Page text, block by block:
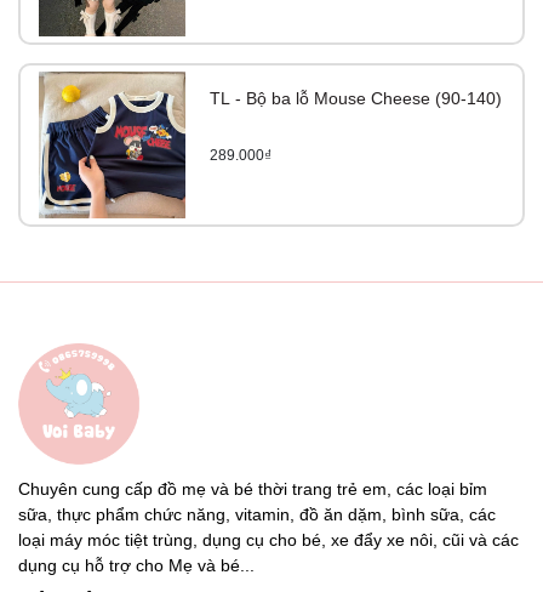
TL - Bộ ba lỗ Mouse Cheese (90-140)
289.000₫
Chuyên cung cấp đồ mẹ và bé thời trang trẻ em, các loại bỉm
sữa, thực phẩm chức năng, vitamin, đồ ăn dặm, bình sữa, các
loại máy móc tiệt trùng, dụng cụ cho bé, xe đẩy xe nôi, cũi và các
dụng cụ hỗ trợ cho Mẹ và bé...